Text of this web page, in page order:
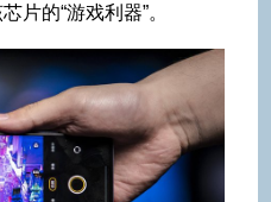
片的“游戏利器”。